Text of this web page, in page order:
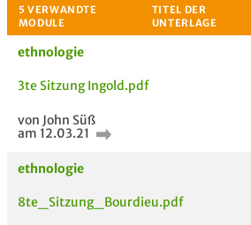
ethnologie
3te Sitzung Ingold.pdf
von John Süß
am 12.03.21
ethnologie
8te_Sitzung_Bourdieu.pdf